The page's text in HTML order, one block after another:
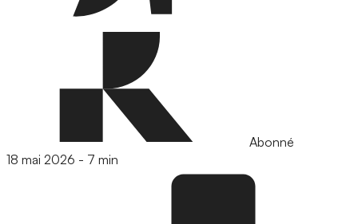
Abonné
18 mai 2026 - 7 min